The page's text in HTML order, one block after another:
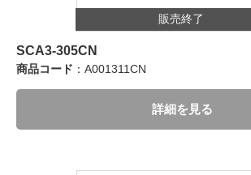
販売終了
SCA3-305CN
商品コード ：A001311CN
詳細を見る